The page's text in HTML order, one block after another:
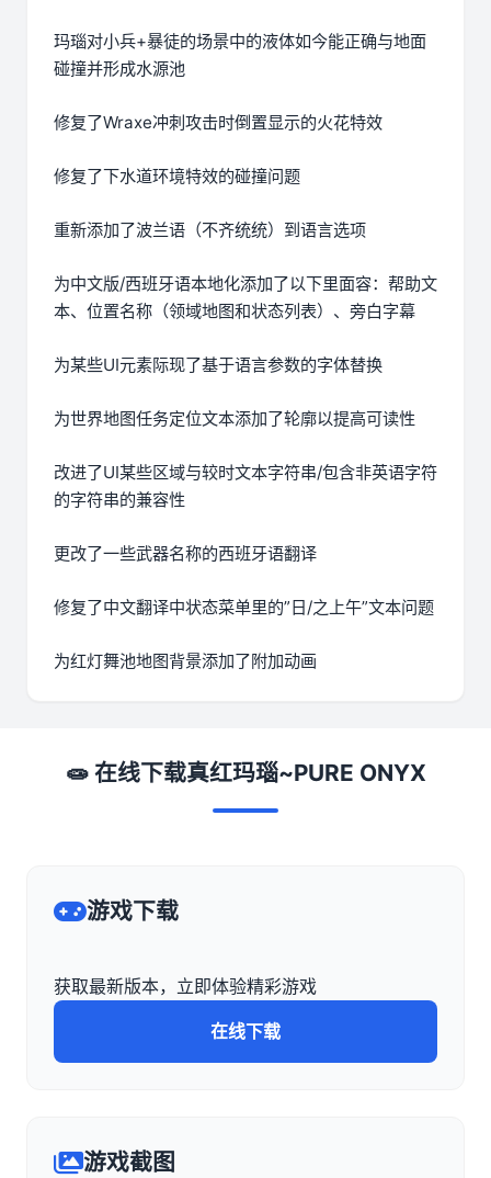
玛瑙对小兵+暴徒的场景中的液体如今能正确与地面
碰撞并形成水源池
修复了Wraxe冲刺攻击时倒置显示的火花特效
修复了下水道环境特效的碰撞问题
重新添加了波兰语（不齐统统）到语言选项
为中文版/西班牙语本地化添加了以下里面容：帮助文
本、位置名称（领域地图和状态列表）、旁白字幕
为某些UI元素际现了基于语言参数的字体替换
为世界地图任务定位文本添加了轮廓以提高可读性
改进了UI某些区域与较时文本字符串/包含非英语字符
的字符串的兼容性
更改了一些武器名称的西班牙语翻译
修复了中文翻译中状态菜单里的”日/之上午”文本问题
为红灯舞池地图背景添加了附加动画
🧫 在线下载真红玛瑙~PURE ONYX
游戏下载
获取最新版本，立即体验精彩游戏
在线下载
游戏截图